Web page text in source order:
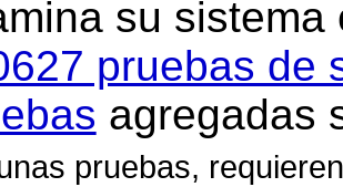
su
pruebas de
agregadas
pruebas,